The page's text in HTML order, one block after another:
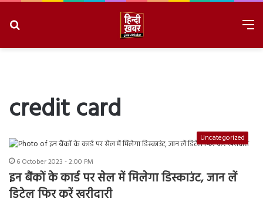
credit card
Uncategorized
6 October 2023 - 2:00 PM
इन बैंकों के कार्ड पर सेल में मिलेगा डिस्काउंट, जान लें
डिटेल फिर करें खरीदारी